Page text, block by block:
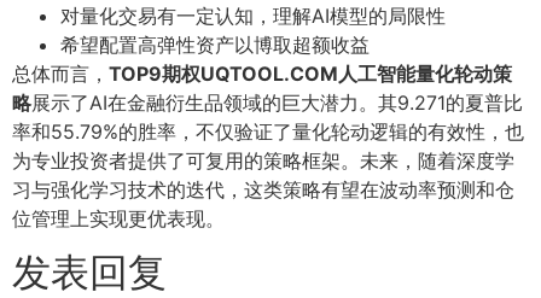
对量化交易有一定认知，理解AI模型的局限性
希望配置高弹性资产以博取超额收益
总体而言， TOP9期权UQTOOL.COM人工智能量化轮动策
略展示了AI在金融衍生品领域的巨大潜力。其9.271的夏普比
率和55.79%的胜率，不仅验证了量化轮动逻辑的有效性，也
为专业投资者提供了可复用的策略框架。未来，随着深度学
习与强化学习技术的迭代，这类策略有望在波动率预测和仓
位管理上实现更优表现。
发表回复